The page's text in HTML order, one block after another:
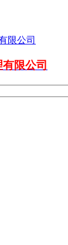
限公司